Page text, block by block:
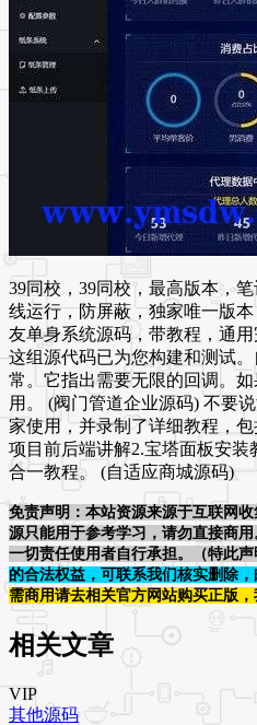
39同校，39同校，最高版本，
线运行，防屏蔽，独家唯一版
友单身系统源码，带教程，通
这组源代码已为您构建和测试
常。它指出需要无限的回调。
用。 (阀门管道企业源码) 不要
家使用，并录制了详细教程，
项目前后端讲解2.宝塔面板安装
合一教程。 (自适应商城源码)
免责声明：本站资源来源于互联网
源只能用于参考学习，请勿直接商用
一切责任使用者自行承担。（特此声
的合法权益，可联系我们核实删除，
需商用请去相关官方网站购买正版，
相关文章
VIP
其他源码